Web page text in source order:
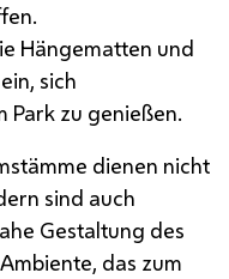
Hängematten und
sich
Park zu genießen.
dienen nicht
sind auch
Gestaltung des
das zum